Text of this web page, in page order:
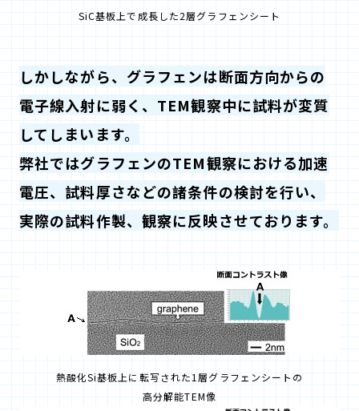
SiC基板上で成長した2層グラフェンシート
しかしながら、グラフェンは断面方向からの
電子線入射に弱く、TEM観察中に試料が変質
してしまいます。
弊社ではグラフェンのTEM観察における加速
電圧、試料厚さなどの諸条件の検討を行い、
実際の試料作製、観察に反映させております。
熱酸化Si基板上に転写された1層グラフェンシートの
高分解能TEM像